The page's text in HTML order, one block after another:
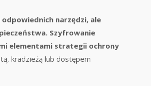
narzędzi, ale
Szyfrowanie
elementami strategii ochrony
kradzieżą lub dostępem